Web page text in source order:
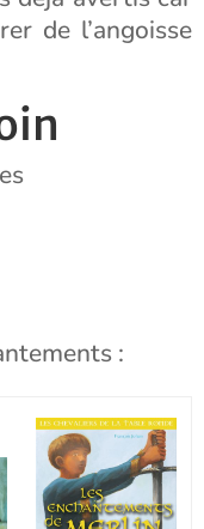
de l’angoisse
: